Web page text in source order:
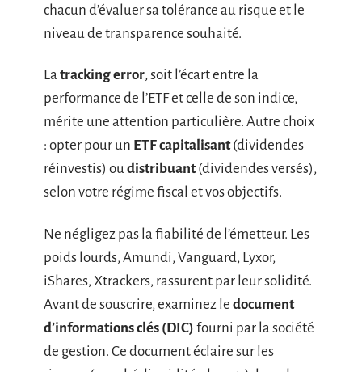
chacun d’évaluer sa tolérance au risque et le
niveau de transparence souhaité.
La tracking error, soit l’écart entre la
performance de l’ETF et celle de son indice,
mérite une attention particulière. Autre choix
: opter pour un ETF capitalisant(dividendes
réinvestis) oudistribuant(dividendes versés),
selon votre régime fiscal et vos objectifs.
Ne négligez pas la fiabilité de l’émetteur. Les
poids lourds, Amundi, Vanguard, Lyxor,
iShares, Xtrackers, rassurent par leur solidité.
Avant de souscrire, examinez le document
d’informations clés (DIC) fourni par la société
de gestion. Ce document éclaire sur les